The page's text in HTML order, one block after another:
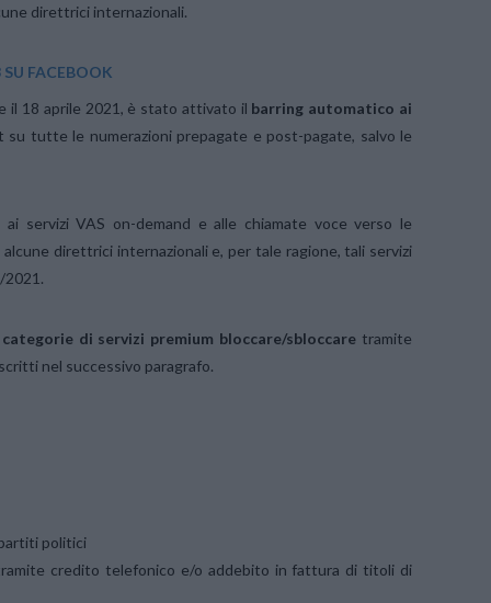
direttrici internazionali.
FACEBOOK
il 18 aprile 2021, è stato attivato il barring automatico ai
tutte le numerazioni prepagate e post-pagate, salvo le
servizi VAS on-demand e alle chiamate voce verso le
direttrici internazionali e, per tale ragione, tali servizi
2021.
di servizi premium bloccare/sbloccare tramite
nel successivo paragrafo.
politici
credito telefonico e/o addebito in fattura di titoli di